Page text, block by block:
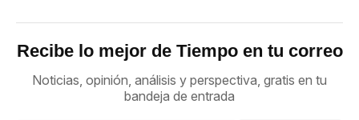
Recibe lo mejor de Tiempo en tu correo
Noticias, opinión, análisis y perspectiva, gratis en tu
bandeja de entrada